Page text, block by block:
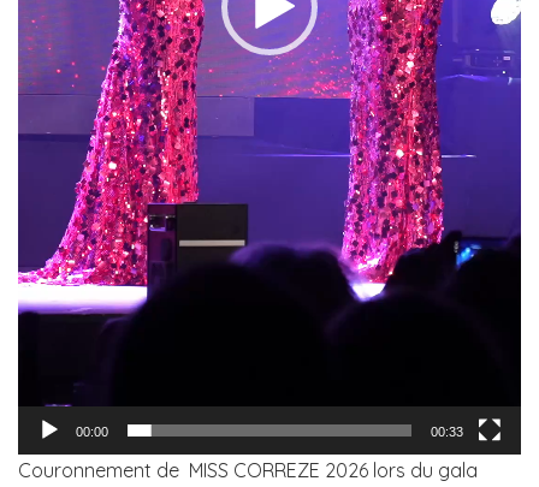
00:00 00:33
Couronnement de MISS CORREZE 2026 lors du gala